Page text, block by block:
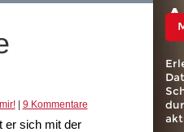
| 9 Kommentare
er sich mit der